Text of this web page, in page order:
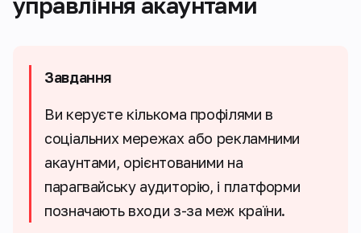
Завдання
Ви керуєте кількома профілями в
соціальних мережах або рекламними
акаунтами, орієнтованими на
парагвайську аудиторію, і платформи
позначають входи з-за меж країни.